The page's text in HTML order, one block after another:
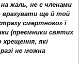
на жаль, не є членами
врахувати ще й той
смертного» і
(преємники святих
які
не можна